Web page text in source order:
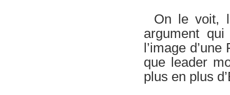
On le voit,
argument
l’image
que leader
plus en plus